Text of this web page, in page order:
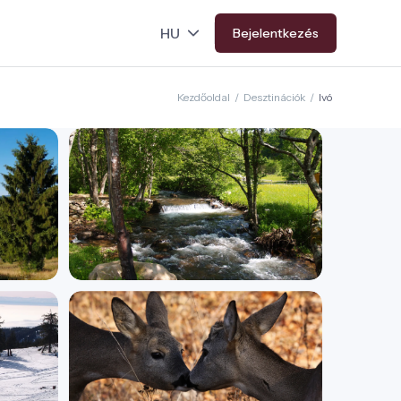
Bejelentkezés
Kezdőoldal / Desztinációk / Ivó